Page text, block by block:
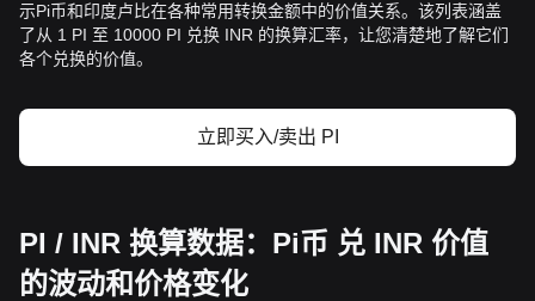
示Pi币和印度卢比在各种常用转换金额中的价值关系。该列表涵盖
了从 1 PI 至 10000 PI 兑换 INR 的换算汇率，让您清楚地了解它们
各个兑换的价值。
立即买入/卖出 PI
PI / INR 换算数据：Pi币 兑 INR 价值
的波动和价格变化